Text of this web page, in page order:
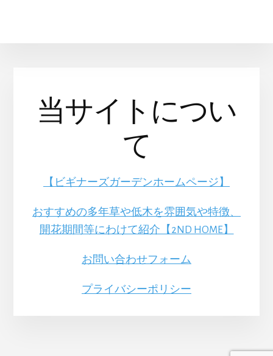
当サイトについ
て
【ビギナーズガーデンホームページ】
おすすめの多年草や低木を雰囲気や特徴、
開花期間等にわけて紹介【2ND HOME】
お問い合わせフォーム
プライバシーポリシー